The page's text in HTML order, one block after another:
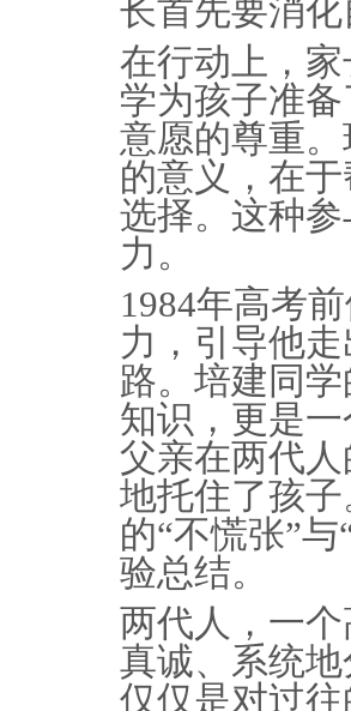
长首先要消
在行动上，
学为孩子准
意愿的尊重
的意义，在
选择。这种
力。
1984年高考
力，引导他
路。培建同学
知识，更是
父亲在两代
地托住了孩子
的“不慌张”
验总结。
两代人，一
真诚、系统
仅仅是对过